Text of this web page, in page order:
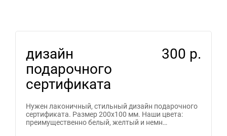
дизайн
подарочного
сертификата
300 р.
Нужен лаконичный, стильный дизайн подарочного
сертификата. Размер 200х100 мм. Наши цвета:
преимущественно белый, желтый и немн…